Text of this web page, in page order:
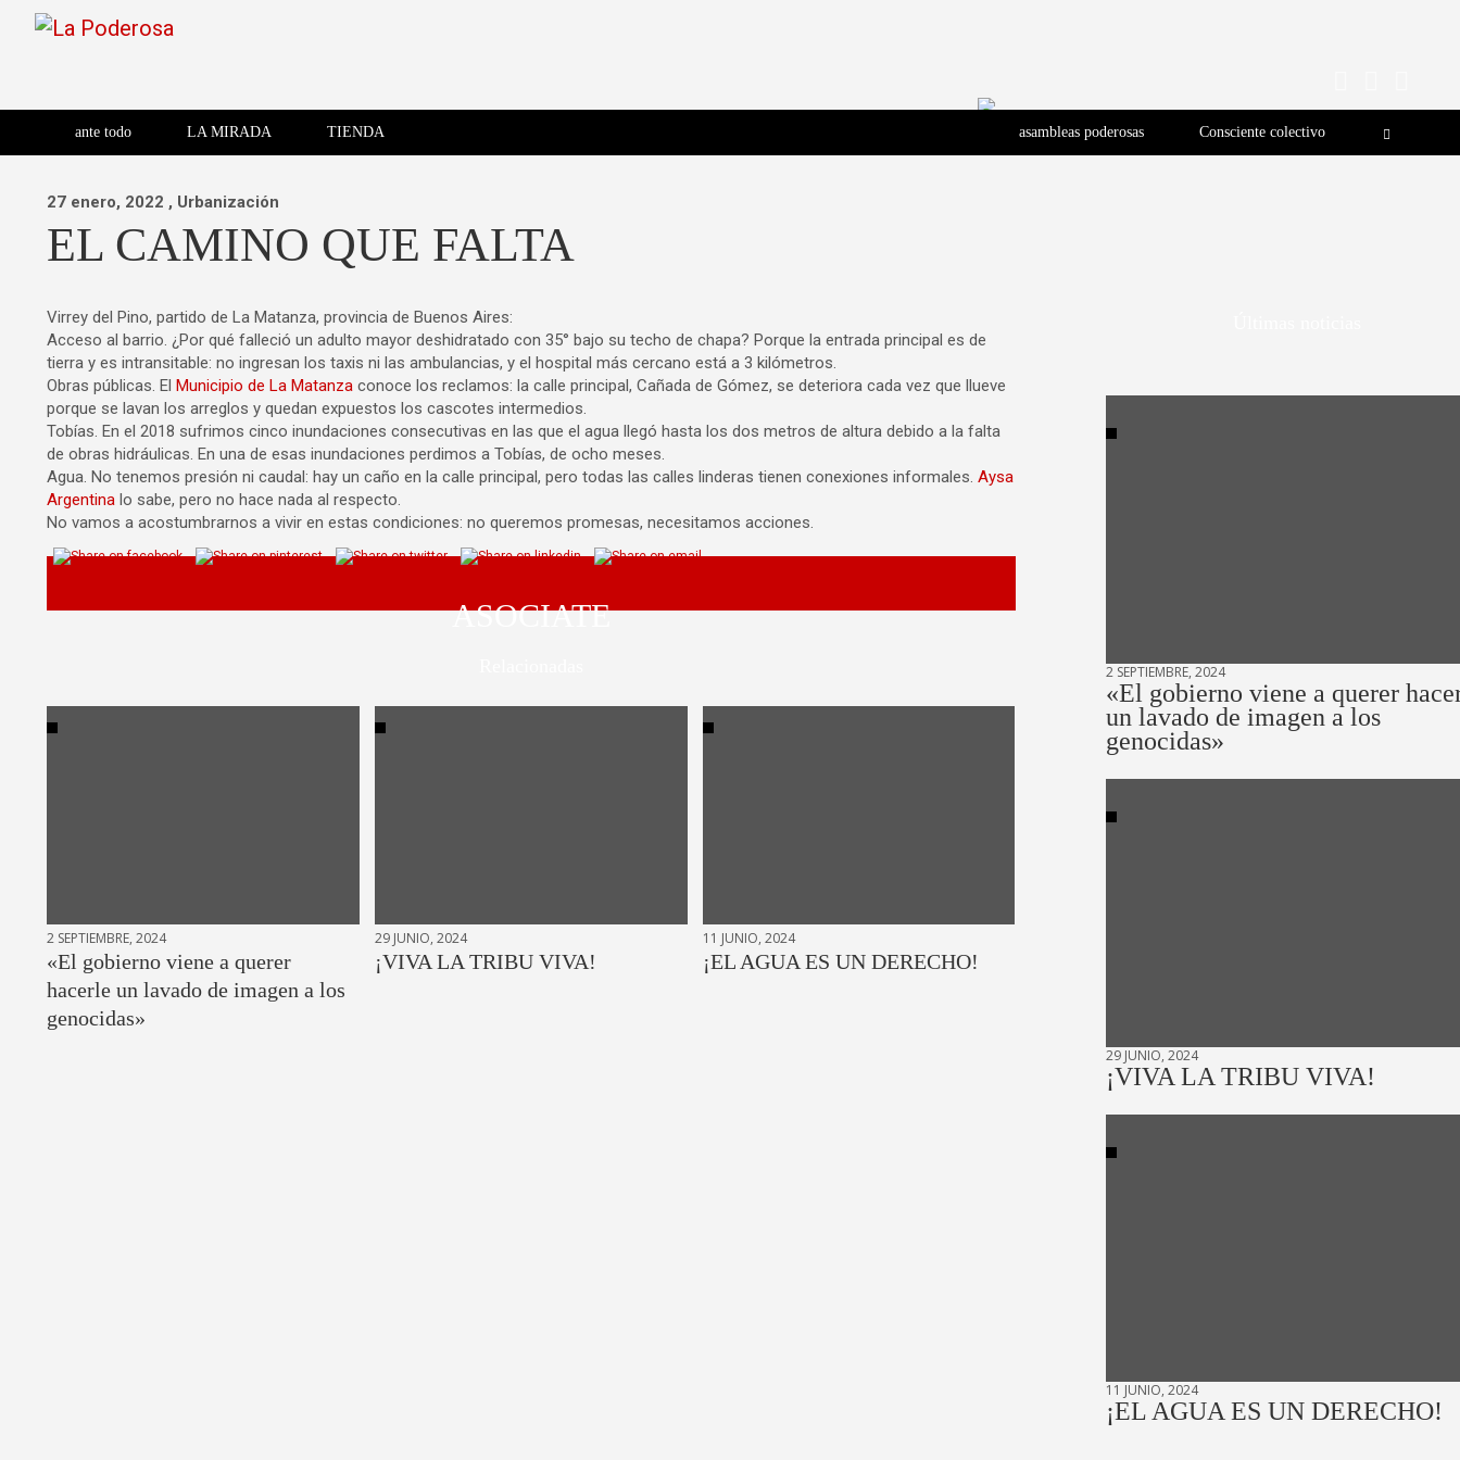
Saltar
La Poderosa
brazo literario del movimiento
La Poderosa
Revista de cultura villera, brazo literario del movimiento La Poderosa.
ante todo LA MIRADA TIENDA asambleas poderosas Consciente colectivo
27 enero, 2022 , Urbanización
EL CAMINO QUE FALTA
Virrey del Pino, partido de La Matanza, provincia de Buenos Aires:
Acceso al barrio. ¿Por qué falleció un adulto mayor deshidratado con 35° bajo su techo de chapa? Porque la entrada principal es de
tierra y es intransitable: no ingresan los taxis ni las ambulancias, y el hospital más cercano está a 3 kilómetros.
Obras públicas. El Municipio de La Matanza conoce los reclamos: la calle principal, Cañada de Gómez, se deteriora cada vez que llueve
porque se lavan los arreglos y quedan expuestos los cascotes intermedios.
Tobías. En el 2018 sufrimos cinco inundaciones consecutivas en las que el agua llegó hasta los dos metros de altura debido a la falta
de obras hidráulicas. En una de esas inundaciones perdimos a Tobías, de ocho meses.
Agua. No tenemos presión ni caudal: hay un caño en la calle principal, pero todas las calles linderas tienen conexiones informales. Aysa
Argentina lo sabe, pero no hace nada al respecto.
No vamos a acostumbrarnos a vivir en estas condiciones: no queremos promesas, necesitamos acciones.
ASOCIATE
2 SEPTIEMBRE, 2024
«El gobierno viene a querer
hacerle un lavado de imagen a los
genocidas»
29 JUNIO, 2024
¡VIVA LA TRIBU VIVA!
11 JUNIO, 2024
¡EL AGUA ES UN DERECHO!
2 SEPTIEMBRE, 2024
«El gobierno viene a querer
un lavado de imagen a los
genocidas»
29 JUNIO, 2024
¡VIVA LA TRIBU VIVA!
11 JUNIO, 2024
¡EL AGUA ES UN DERECHO!